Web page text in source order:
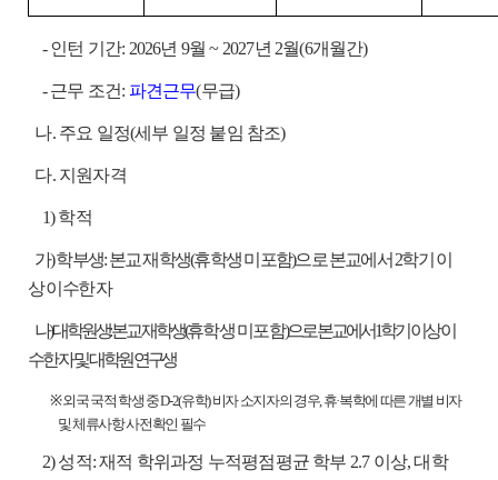
- 인턴 기간: 2026년 9월 ~ 2027년 2월(6개월간)
- 근무 조건: 파견근무(무급)
나. 주요 일정(세부 일정 붙임 참조)
다. 지원자격
1) 학적
가) 학부생: 본교 재학생(휴학생 미포함)으로 본교에서 2학기 이
상 이수한 자
나) 대학원생: 본교 재학생(휴학생 미포함)으로 본교에서 1학기 이상 이
수한 자 및 대학원 연구생
※ 외국 국적 학생 중 D-2(유학) 비자 소지자의 경우, 휴·복학에 따른 개별 비자
및 체류사항 사전확인 필수
2) 성적: 재적 학위과정 누적평점평균 학부 2.7 이상, 대학